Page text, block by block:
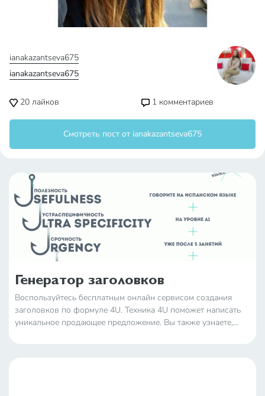
ianakazantseva675
ianakazantseva675
20 лайков 1 комментариев
Смотреть пост от ianakazantseva675
Генератор заголовков
Воспользуйтесь бесплатным онлайн сервисом создания
заголовков по формуле 4U. Техника 4U поможет написать
уникальное продающее предложение. Вы также узнаете,